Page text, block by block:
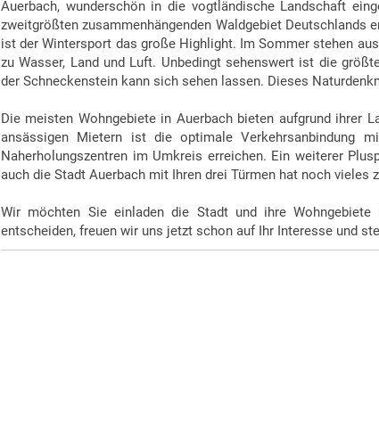
Auerbach, wunderschön in die vogtländische Landschaft
zweitgrößten zusammenhängenden Waldgebiet
ist der Wintersport das große Highlight. Im Sommer stehen
zu Wasser, Land und Luft. Unbedingt sehenswert ist die
der Schneckenstein kann sich sehen lassen. Dieses
Die meisten Wohngebiete in Auerbach bieten aufgrund ihrer
ansässigen Mietern ist die optimale
Naherholungszentren im Umkreis erreichen. Ein weiterer
auch die Stadt Auerbach mit Ihren drei Türmen hat noch vieles
Wir möchten Sie einladen die Stadt und ihre
entscheiden, freuen wir uns jetzt schon auf Ihr Interesse und